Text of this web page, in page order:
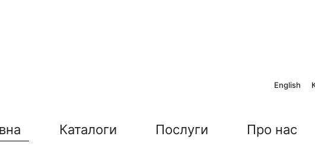
English
Каталоги Послуги Про нас